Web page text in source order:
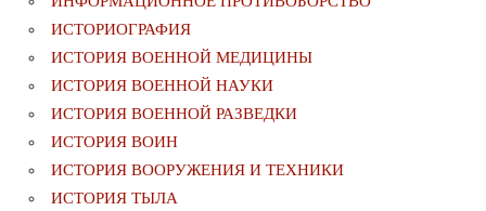
ИСТОРИОГРАФИЯ
ИСТОРИЯ ВОЕННОЙ МЕДИЦИНЫ
ИСТОРИЯ ВОЕННОЙ НАУКИ
ИСТОРИЯ ВОЕННОЙ РАЗВЕДКИ
ИСТОРИЯ ВОИН
ИСТОРИЯ ВООРУЖЕНИЯ И ТЕХНИКИ
ИСТОРИЯ ТЫЛА